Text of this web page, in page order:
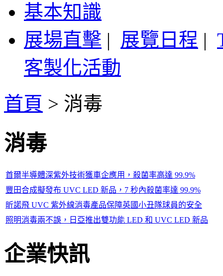
基本知識
展場直擊 | 展覽日程 |
客製化活動
首頁 > 消毒
消毒
首爾半導體深紫外技術獲車企應用，殺菌率高達 99.9%
豐田合成擬發布 UVC LED 新品，7 秒內殺菌率達 99.9%
昕諾飛 UVC 紫外線消毒產品保障英國小丑隊球員的安全
照明消毒兩不誤，日亞推出雙功能 LED 和 UVC LED 新品
企業快訊